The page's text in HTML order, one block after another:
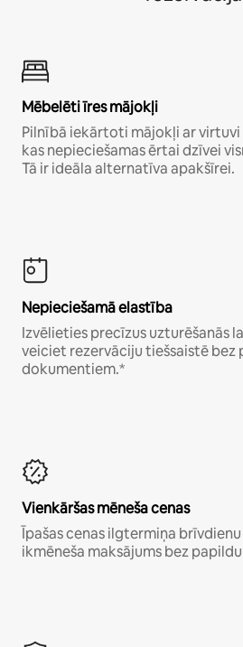
Mēbelēti īres mājokļi
Pilnībā iekārtoti mājokļi ar
kas nepieciešamas ērtai dzīvei
Tā ir ideāla alternatīva apakšīrei.
Nepieciešamā elastība
Izvēlieties precīzus uzturēšanās
veiciet rezervāciju tiešsaistē bez
dokumentiem.*
Vienkāršas mēneša cenas
Īpašas cenas ilgtermiņa
ikmēneša maksājums bez